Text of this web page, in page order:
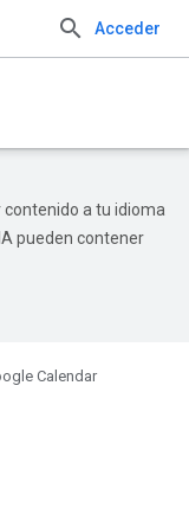
Acceder
a tu idioma
pueden contener
Calendar